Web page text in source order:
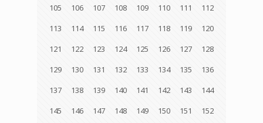
105
106 107 108 109 110 111
112
113
114 115 116 117 118 119
120
121
122 123 124 125 126 127
128
129
130 131 132 133 134 135
136
137
138 139 140 141 142 143
144
145
146 147 148 149 150 151
152